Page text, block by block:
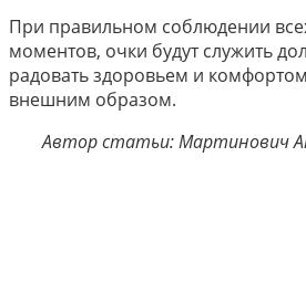
При правильном соблюдении
моментов, очки будут служить
радовать здоровьем и
внешним образом.
Автор статьи: Мартинович